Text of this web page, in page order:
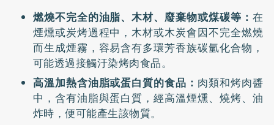
燃燒不完全的油脂、木材、廢棄物或煤碳等： 在
煙燻或炭烤過程中，木材或木炭會因不完全燃燒
而生成煙霧，容易含有多環芳香族碳氫化合物，
可能透過接觸汙染烤肉食品。
高溫加熱含油脂或蛋白質的食品： 肉類和烤肉醬
中，含有油脂與蛋白質，經高溫煙燻、燒烤、油
炸時，便可能產生該物質。